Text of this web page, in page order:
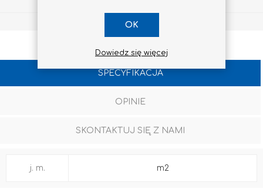
SPECYFIKACJA
OPINIE
SKONTAKTUJ SIĘ Z NAMI
j. m. m2
OK
Dowiedz się więcej